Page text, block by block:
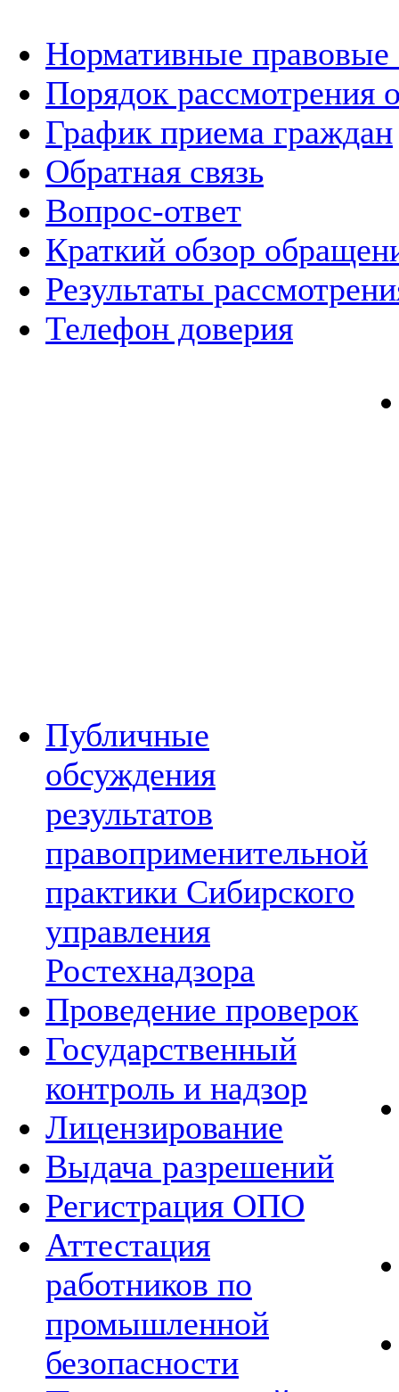
Нормативные правовые
Порядок рассмотрения
График приема граждан
Обратная связь
Вопрос-ответ
Краткий обзор
Результаты
Телефон доверия
Публичные
обсуждения
результатов
правоприменительной
практики Сибирского
управления
Ростехнадзора
Проведение проверок
Государственный
контроль и надзор
Лицензирование
Выдача разрешений
Регистрация ОПО
Аттестация
работников по
промышленной
безопасности